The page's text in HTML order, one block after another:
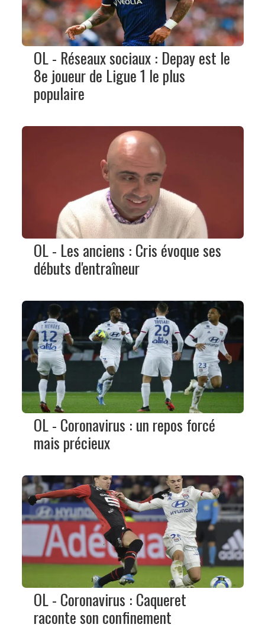
OL - Réseaux sociaux : Depay est le
8e joueur de Ligue 1 le plus
populaire
OL - Les anciens : Cris évoque ses
débuts d'entraîneur
OL - Coronavirus : un repos forcé
mais précieux
OL - Coronavirus : Caqueret
raconte son confinement